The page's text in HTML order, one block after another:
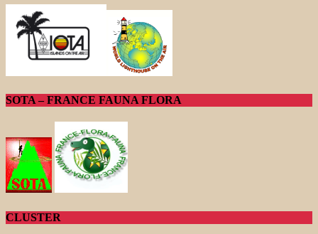
SOTA – FRANCE FAUNA FLORA
CLUSTER